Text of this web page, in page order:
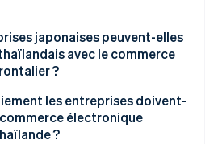
électronique en
marché thaïlandais du e-
commerciaux de commerce
japonaises peuvent-elles
avec le commerce
?
les entreprises doivent-
électronique
?